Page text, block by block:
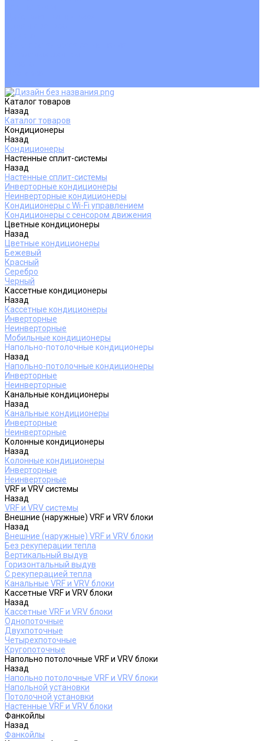
Каталог товаров
Назад
Каталог товаров
Кондиционеры
Назад
Кондиционеры
Настенные сплит-системы
Назад
Настенные сплит-системы
Инверторные кондиционеры
Неинверторные кондиционеры
Кондиционеры с Wi-Fi управлением
Кондиционеры с сенсором движения
Цветные кондиционеры
Назад
Цветные кондиционеры
Бежевый
Красный
Серебро
Черный
Кассетные кондиционеры
Назад
Кассетные кондиционеры
Инверторные
Неинверторные
Мобильные кондиционеры
Напольно-потолочные кондиционеры
Назад
Напольно-потолочные кондиционеры
Инверторные
Неинверторные
Канальные кондиционеры
Назад
Канальные кондиционеры
Инверторные
Неинверторные
Колонные кондиционеры
Назад
Колонные кондиционеры
Инверторные
Неинверторные
VRF и VRV системы
Назад
VRF и VRV системы
Внешние (наружные) VRF и VRV блоки
Назад
Внешние (наружные) VRF и VRV блоки
Без рекуперации тепла
Вертикальный выдув
Горизонтальный выдув
С рекуперацией тепла
Канальные VRF и VRV блоки
Кассетные VRF и VRV блоки
Назад
Кассетные VRF и VRV блоки
Однопоточные
Двухпоточные
Четырехпоточные
Кругопоточные
Напольно потолочные VRF и VRV блоки
Назад
Напольно потолочные VRF и VRV блоки
Напольной установки
Потолочной установки
Настенные VRF и VRV блоки
Фанкойлы
Назад
Фанкойлы